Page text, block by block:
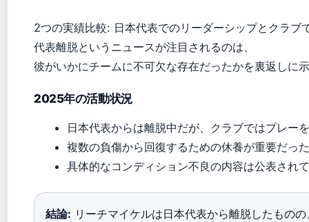
2つの実績比較: 日本代表でのリーダーシップとクラブ
代表離脱というニュースが注目されるのは、
彼がいかにチームに不可欠な存在だったかを裏返しに
2025年の活動状況
日本代表からは離脱中だが、クラブではプレー
複数の負傷から回復するための休養が重要だっ
具体的なコンディション不良の内容は公表され
結論: リーチマイケルは日本代表から離脱したもの